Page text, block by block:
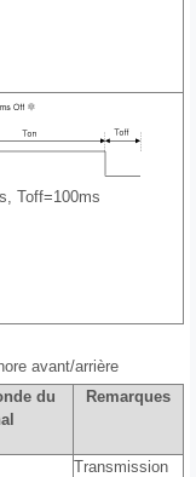
Toff=100ms
avant/arrière
du
Remarques
Transmission